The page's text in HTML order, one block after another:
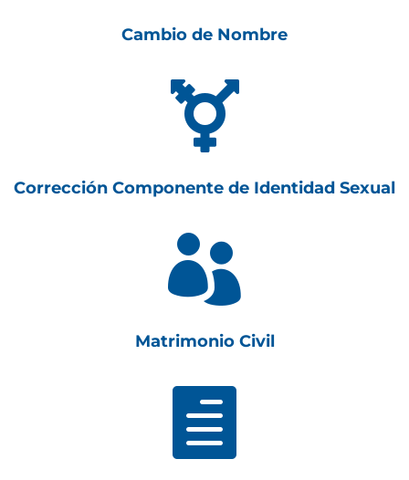
Cambio de Nombre

Corrección Componente de Identidad Sexual

Matrimonio Civil
